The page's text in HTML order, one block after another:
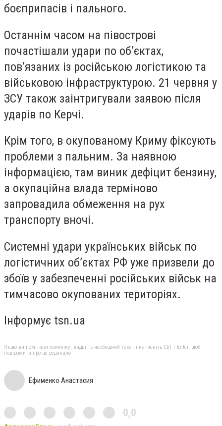
боєприпасів і пального.
Останнім часом на півострові
почастішали удари по об’єктах,
пов’язаних із російською логістикою та
військовою інфраструктурою. 21 червня у
ЗСУ також заінтригували заявою після
ударів по Керчі.
Крім того, в окупованому Криму фіксують
проблеми з пальним. За наявною
інформацією, там виник дефіцит бензину,
а окупаційна влада терміново
запровадила обмеження на рух
транспорту вночі.
Системні удари українських військ по
логістичних об’єктах РФ уже призвели до
збоїв у забезпеченні російських військ на
тимчасово окупованих територіях.
Інформує tsn.ua
Якщо ви помітили помилку, виділіть необхідний текст і натисніть Ctrl + Enter, щоб
повідомити про це редакцію
Ефименко Анастасия
0,0